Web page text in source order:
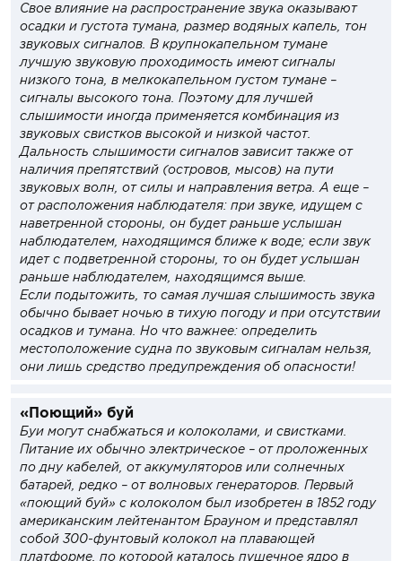
Свое влияние на распространение звука оказывают
осадки и густота тумана, размер водяных капель, тон
звуковых сигналов. В крупнокапельном тумане
лучшую звуковую проходимость имеют сигналы
низкого тона, в мелкокапельном густом тумане –
сигналы высокого тона. Поэтому для лучшей
слышимости иногда применяется комбинация из
звуковых свистков высокой и низкой частот.
Дальность слышимости сигналов зависит также от
наличия препятствий (островов, мысов) на пути
звуковых волн, от силы и направления ветра. А еще –
от расположения наблюдателя: при звуке, идущем с
наветренной стороны, он будет раньше услышан
наблюдателем, находящимся ближе к воде; если звук
идет с подветренной стороны, то он будет услышан
раньше наблюдателем, находящимся выше.
Если подытожить, то самая лучшая слышимость звука
обычно бывает ночью в тихую погоду и при отсутствии
осадков и тумана. Но что важнее: определить
местоположение судна по звуковым сигналам нельзя,
они лишь средство предупреждения об опасности!
«Поющий» буй
Буи могут снабжаться и колоколами, и свистками.
Питание их обычно электрическое – от проложенных
по дну кабелей, от аккумуляторов или солнечных
батарей, редко – от волновых генераторов. Первый
«поющий буй» с колоколом был изобретен в 1852 году
американским лейтенантом Брауном и представлял
собой 300-фунтовый колокол на плавающей
платформе, по которой каталось пушечное ядро в